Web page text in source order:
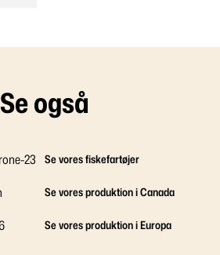
Se også
Se vores fiskefartøjer
Se vores produktion i Canada
Se vores produktion i Europa